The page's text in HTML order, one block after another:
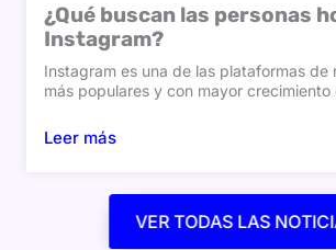
¿Qué buscan las personas
Instagram?
Instagram es una de las plataformas de
más populares y con mayor crecimiento
Leer más
VER TODAS LAS